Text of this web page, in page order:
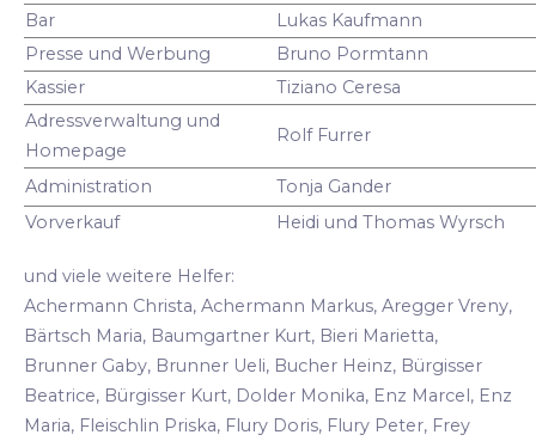
Bar
Lukas Kaufmann
Presse und Werbung
Bruno Pormtann
Kassier
Tiziano Ceresa
Adressverwaltung und
Homepage
Rolf Furrer
Administration
Tonja Gander
Vorverkauf
Heidi und Thomas Wyrsch
und viele weitere Helfer:
Achermann Christa, Achermann Markus, Aregger Vreny,
Bärtsch Maria, Baumgartner Kurt, Bieri Marietta,
Brunner Gaby, Brunner Ueli, Bucher Heinz, Bürgisser
Beatrice, Bürgisser Kurt, Dolder Monika, Enz Marcel, Enz
Maria, Fleischlin Priska, Flury Doris, Flury Peter, Frey